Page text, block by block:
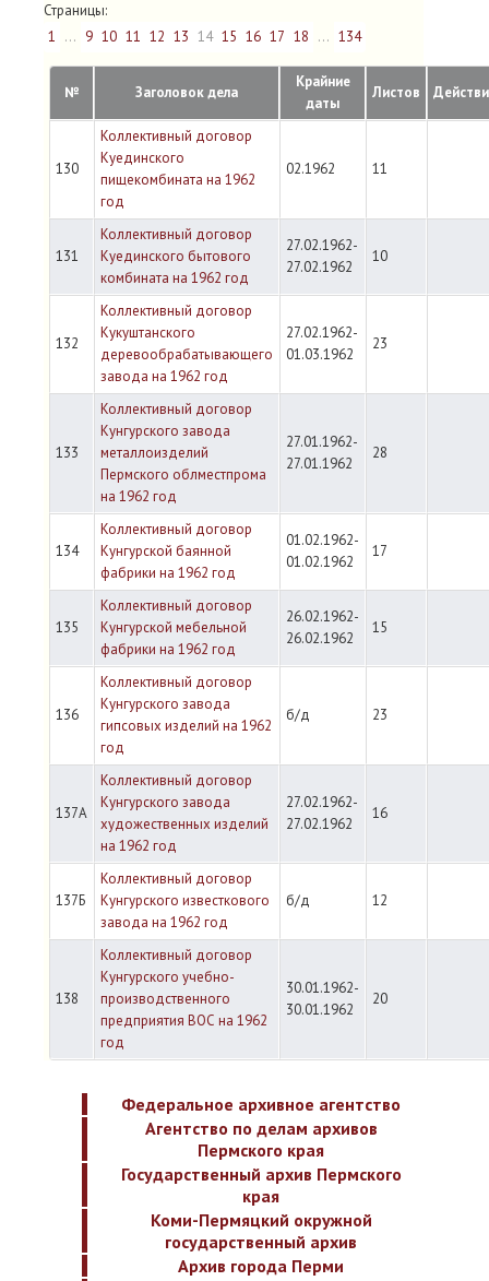
Страницы:
1 ... 9 10 11 12 13 14 15 16 17 18 ... 134
№ Заголовок дела
Крайние
даты
Листов
130
Коллективный договор
Куединского
пищекомбината на 1962
год
02.1962 11
131
Коллективный договор
Куединского бытового
комбината на 1962 год
27.02.1962-
27.02.1962
10
132
Коллективный договор
Кукуштанского
деревообрабатывающего
завода на 1962 год
27.02.1962-
01.03.1962
23
133
Коллективный договор
Кунгурского завода
металлоизделий
Пермского облместпрома
на 1962 год
27.01.1962-
27.01.1962
28
134
Коллективный договор
Кунгурской баянной
фабрики на 1962 год
01.02.1962-
01.02.1962
17
135
Коллективный договор
Кунгурской мебельной
фабрики на 1962 год
26.02.1962-
26.02.1962
15
136
Коллективный договор
Кунгурского завода
гипсовых изделий на 1962
год
б/д 23
137А
Коллективный договор
Кунгурского завода
художественных изделий
на 1962 год
27.02.1962-
27.02.1962
16
137Б
Коллективный договор
Кунгурского известкового
завода на 1962 год
б/д 12
138
Коллективный договор
Кунгурского учебно-
производственного
предприятия ВОС на 1962
год
30.01.1962-
30.01.1962
20
Федеральное архивное агентство
Агентство по делам архивов
Пермского края
Государственный архив Пермского
края
Коми-Пермяцкий окружной
государственный архив
Архив города Перми